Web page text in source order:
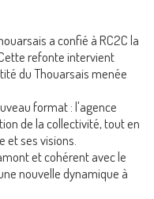
a confié à RC2C la
refonte intervient
du Thouarsais menée
format : l'agence
de la collectivité, tout en
et ses visions.
et cohérent avec le
nouvelle dynamique à